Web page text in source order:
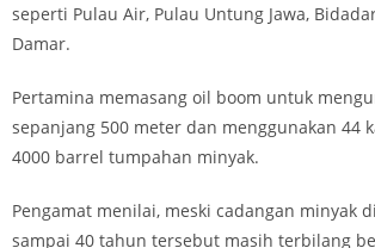
seperti Pulau Air, Pulau Untung Jawa,
Damar.
Pertamina memasang oil boom untuk
sepanjang 500 meter dan menggunakan 44
4000 barrel tumpahan minyak.
Pengamat menilai, meski cadangan minyak
sampai 40 tahun tersebut masih terbilang